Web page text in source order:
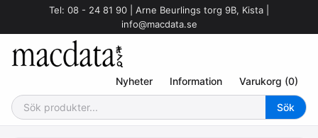
Tel: 08 - 24 81 90 | Arne Beurlings torg 9B, Kista |
info@macdata.se
Nyheter Information Varukorg (0)